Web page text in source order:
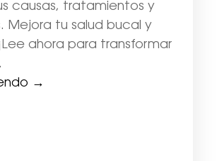
causas, tratamientos y
Mejora tu salud bucal y
ahora para transformar
→